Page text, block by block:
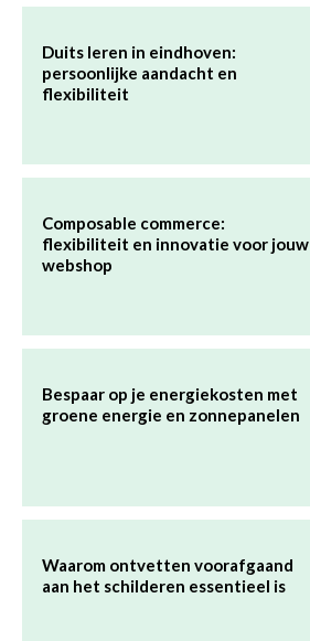
Duits leren in eindhoven:
persoonlijke aandacht en
flexibiliteit
Composable commerce:
flexibiliteit en innovatie voor jouw
webshop
Bespaar op je energiekosten met
groene energie en zonnepanelen
Waarom ontvetten voorafgaand
aan het schilderen essentieel is